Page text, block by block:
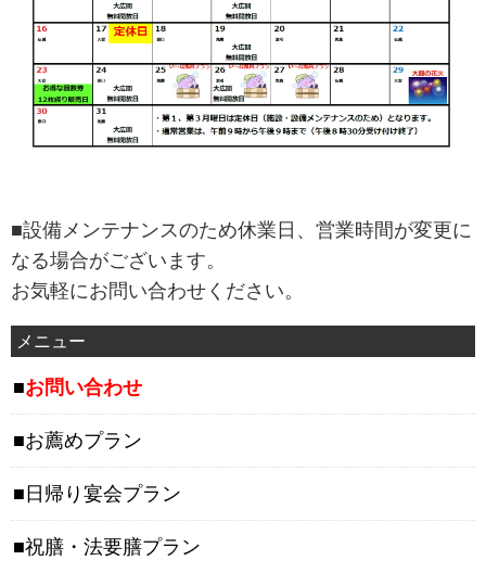
■設備メンテナンスのため休業日、営業時間が変更に
なる場合がございます。
お気軽にお問い合わせください。
メニュー
お問い合わせ
お薦めプラン
日帰り宴会プラン
祝膳・法要膳プラン